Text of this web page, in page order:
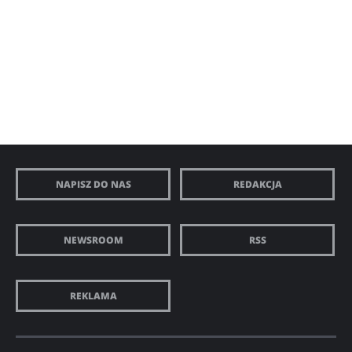
NAPISZ DO NAS REDAKCJA
NEWSROOM RSS
REKLAMA